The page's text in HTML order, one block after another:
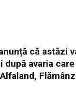
că astăzi
după avaria